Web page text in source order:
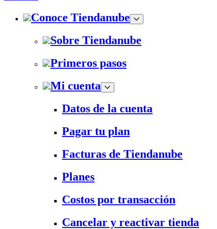
Conoce Tiendanube
Sobre Tiendanube
Primeros pasos
Mi cuenta
Datos de la cuenta
Pagar tu plan
Facturas de Tiendanube
Planes
Costos por transacción
Cancelar y reactivar tienda